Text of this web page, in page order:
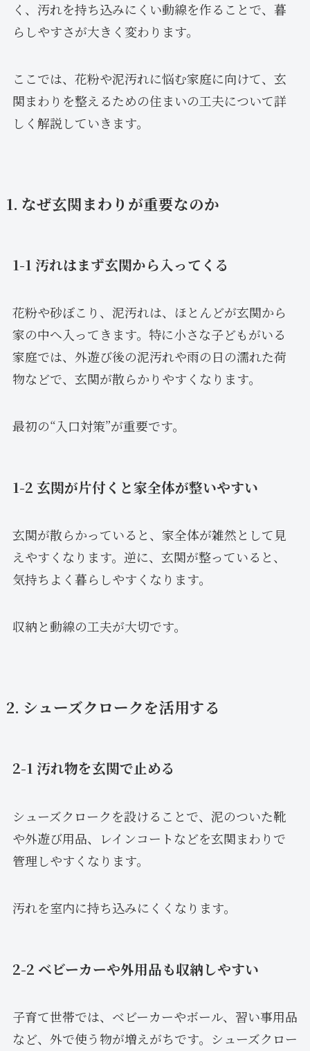
く、汚れを持ち込みにくい動線を作ることで、暮
らしやすさが大きく変わります。
ここでは、花粉や泥汚れに悩む家庭に向けて、玄
関まわりを整えるための住まいの工夫について詳
しく解説していきます。
1. なぜ玄関まわりが重要なのか
1-1 汚れはまず玄関から入ってくる
花粉や砂ぼこり、泥汚れは、ほとんどが玄関から
家の中へ入ってきます。特に小さな子どもがいる
家庭では、外遊び後の泥汚れや雨の日の濡れた荷
物などで、玄関が散らかりやすくなります。
最初の“入口対策”が重要です。
1-2 玄関が片付くと家全体が整いやすい
玄関が散らかっていると、家全体が雑然として見
えやすくなります。逆に、玄関が整っていると、
気持ちよく暮らしやすくなります。
収納と動線の工夫が大切です。
2. シューズクロークを活用する
2-1 汚れ物を玄関で止める
シューズクロークを設けることで、泥のついた靴
や外遊び用品、レインコートなどを玄関まわりで
管理しやすくなります。
汚れを室内に持ち込みにくくなります。
2-2 ベビーカーや外用品も収納しやすい
子育て世帯では、ベビーカーやボール、習い事用品
など、外で使う物が増えがちです。シューズクロー